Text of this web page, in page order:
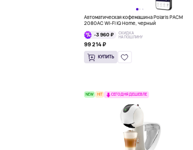
Автоматическая кофемашина Polaris PACM
2080AC Wi-Fi IQ Home, черный
-3 960 ₽
СКИДКА
НА ПОШЛИНУ
99 214 ₽
КУПИТЬ
NEW HIT СЕГОДНЯ ДЕШЕВЛЕ